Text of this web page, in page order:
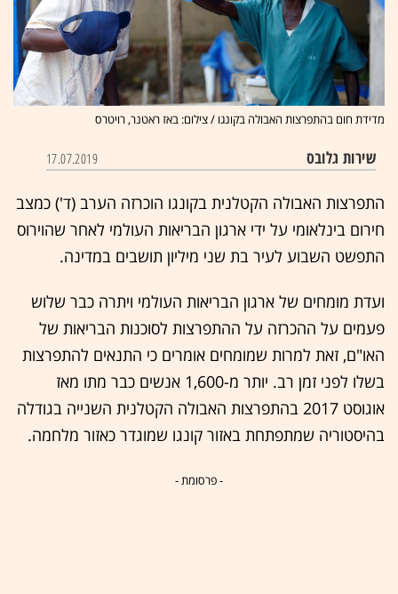
מדידת חום בהתפרצות האבולה בקונגו / צילום: באז ראטנר, רויטרס
שירות גלובס 17.07.2019
התפרצות האבולה הקטלנית בקונגו הוכרזה הערב (ד') כמצב
חירום בינלאומי על ידי ארגון הבריאות העולמי לאחר שהוירוס
התפשט השבוע לעיר בת שני מיליון תושבים במדינה.
ועדת מומחים של ארגון הבריאות העולמי ויתרה כבר שלוש
פעמים על ההכרזה על ההתפרצות לסוכנות הבריאות של
האו"ם, זאת למרות שמומחים אומרים כי התנאים להתפרצות
בשלו לפני זמן רב. יותר מ-1,600 אנשים כבר מתו מאז
אוגוסט 2017 בהתפרצות האבולה הקטלנית השנייה בגודלה
בהיסטוריה שמתפתחת באזור קונגו שמוגדר כאזור מלחמה.
- פרסומת -